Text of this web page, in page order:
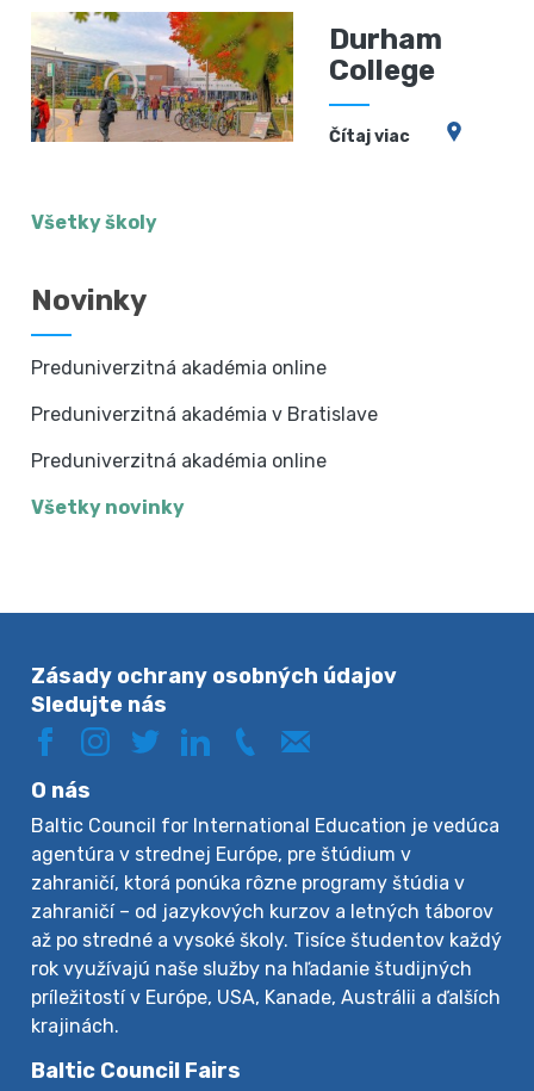
Durham
College
Čítaj viac
Všetky školy
Novinky
Preduniverzitná akadémia online
Preduniverzitná akadémia v Bratislave
Preduniverzitná akadémia online
Všetky novinky
Zásady ochrany osobných údajov
Sledujte nás
O nás
Baltic Council for International Education je vedúca
agentúra v strednej Európe, pre štúdium v
zahraničí, ktorá ponúka rôzne programy štúdia v
zahraničí – od jazykových kurzov a letných táborov
až po stredné a vysoké školy. Tisíce študentov každý
rok využívajú naše služby na hľadanie študijných
príležitostí v Európe, USA, Kanade, Austrálii a ďalších
krajinách.
Baltic Council Fairs